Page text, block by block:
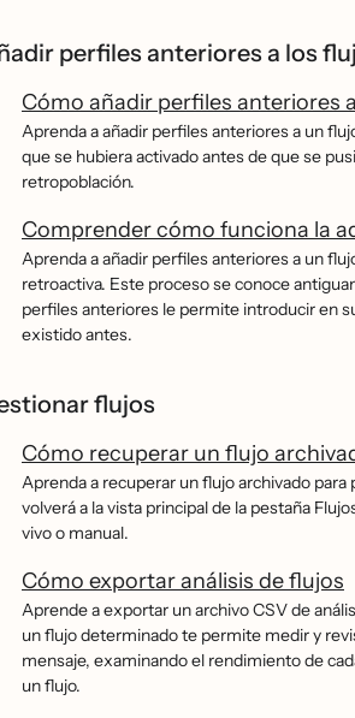
perfiles anteriores a los
Cómo añadir perfiles anteriores
Aprenda a añadir perfiles anteriores a un
que se hubiera activado antes de que se
retropoblación.
Comprender cómo funciona la
Aprenda a añadir perfiles anteriores a un
retroactiva. Este proceso se conoce
perfiles anteriores le permite introducir en
existido antes.
flujos
Cómo recuperar un flujo
Aprenda a recuperar un flujo archivado
volverá a la vista principal de la pestaña
vivo o manual.
Cómo exportar análisis de flujos
Aprende a exportar un archivo CSV de
un flujo determinado te permite medir y
mensaje, examinando el rendimiento de
un flujo.